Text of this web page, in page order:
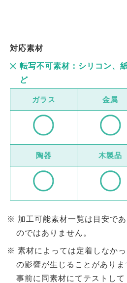
対応素材
転写不可素材：シリコン、
ど
ガラス 金属
陶器 木製品
加工可能素材一覧は目安で
のではありません。
素材によっては定着しなか
の影響が生じることがあり
事前に同素材にてテストして